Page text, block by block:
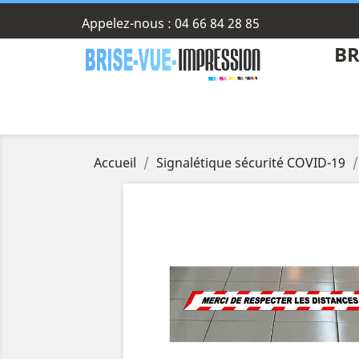
Appelez-nous : 04 66 84 28 85
Accueil Signalétique sécurité COVID-19